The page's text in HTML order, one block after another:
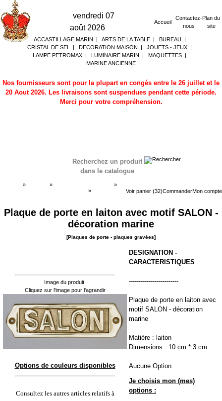
vendredi 07
août 2026
Accueil
Contactez-
nous
Plan du
site
ACCASTILLAGE MARIN | ARTS DE LA TABLE| BUREAU|
CRISTAL DE SEL
| DECORATION MAISON | JOUETS - JEUX |
LAMPE PETROMAX | LUMINAIRE MARIN | MAQUETTES |
MARINE ANCIENNE
Nos fournisseurs sont pour la plupart en congés entre le 26 juillet et le
20 Aout 2026. Les livraisons sont suspendues pendant cette période.
Merci pour votre compréhension.
Recherchez un produit
dans le catalogue
Voir panier (32)CommanderMon compte
» »
»
»
Plaque de porte en laiton avec motif SALON -
décoration marine
[Plaques de porte - plaques gravées]
Image du produit.
Cliquez sur l'image pour l'agrandir
Options de couleurs disponibles
Consultez les autres articles relatifs à
DESIGNATION -
CARACTERISTIQUES
-------------------------
Plaque de porte en laiton avec
motif SALON - décoration
marine
Matière : laiton
Dimensions : 10 cm * 3 cm
Aucune Option
Je choisis mon (mes)
options :